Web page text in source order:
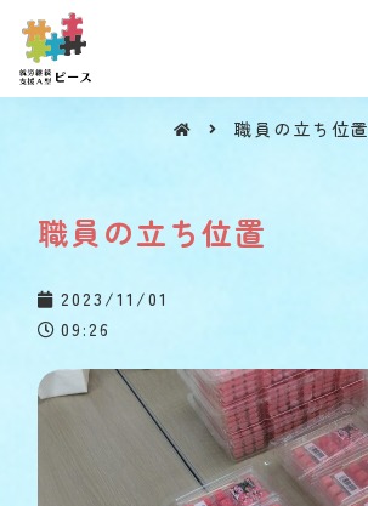
職員の立ち位置
職員の立ち位置
2023/11/01
09:26